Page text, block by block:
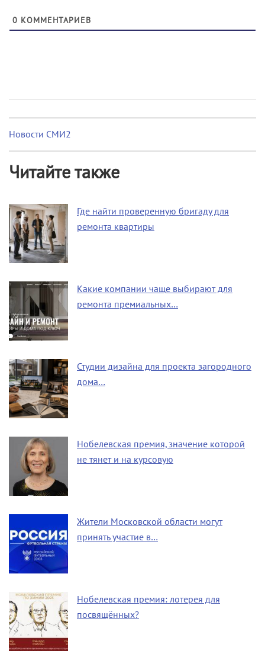
0 КОММЕНТАРИЕВ
Новости СМИ2
Читайте также
Где найти проверенную бригаду для
ремонта квартиры
Какие компании чаще выбирают для
ремонта премиальных…
Студии дизайна для проекта загородного
дома…
Нобелевская премия, значение которой
не тянет и на курсовую
Жители Московской области могут
принять участие в…
Нобелевская премия: лотерея для
посвящённых?